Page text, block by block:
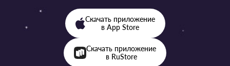
Скачать приложение
в App Store
Скачать приложение
в RuStore